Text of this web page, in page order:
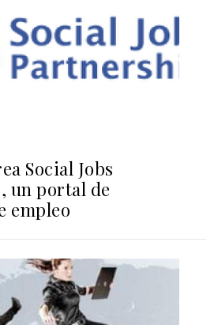
Social Jobs
un portal de
empleo